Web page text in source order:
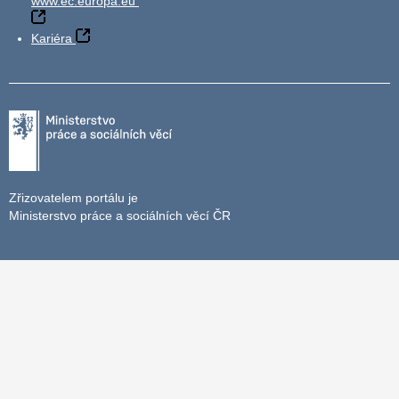
Kariéra
Zřizovatelem portálu je
Ministerstvo práce a sociálních věcí ČR